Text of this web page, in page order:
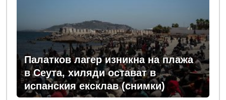
Палатков лагер изникна на плажа
в Сеута, хиляди остават в
испанския ексклав (снимки)